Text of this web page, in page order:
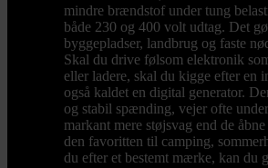
mindre brændstof under tung
både 230 og 400 volt udtag. Det
byggepladser, landbrug og faste
Skal du drive følsom elektronik
eller ladere, skal du kigge efter en
også kaldet en digital generator.
og stabil spænding, vejer ofte
markant mere støjsvag end de
den favoritten til camping,
du efter et bestemt mærke, kan du